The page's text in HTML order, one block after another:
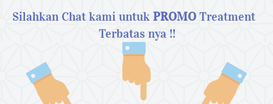
Silahkan Chat kami untuk PROMO Treatment
Terbatas nya !!